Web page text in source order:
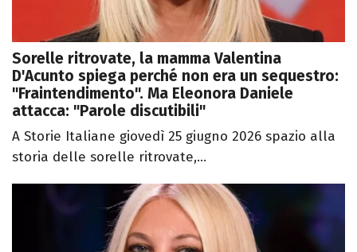
Sorelle ritrovate, la mamma Valentina
D'Acunto spiega perché non era un sequestro:
"Fraintendimento". Ma Eleonora Daniele
attacca: "Parole discutibili"
A Storie Italiane giovedì 25 giugno 2026 spazio alla
storia delle sorelle ritrovate,...